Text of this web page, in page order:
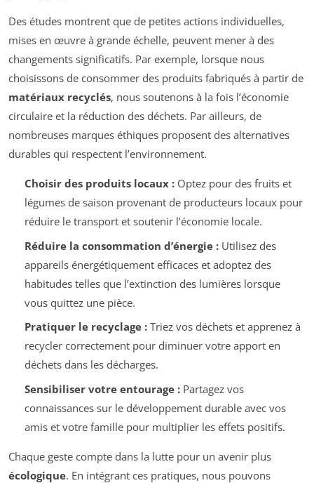
Des études montrent que de petites actions individuelles,
mises en œuvre à grande échelle, peuvent mener à des
changements significatifs. Par exemple, lorsque nous
choisissons de consommer des produits fabriqués à partir de
matériaux recyclés, nous soutenons à la fois l’économie
circulaire et la réduction des déchets. Par ailleurs, de
nombreuses marques éthiques proposent des alternatives
durables qui respectent l’environnement.
Choisir des produits locaux :Optez pour des fruits et
légumes de saison provenant de producteurs locaux pour
réduire le transport et soutenir l’économie locale.
Réduire la consommation d’énergie :Utilisez des
appareils énergétiquement efficaces et adoptez des
habitudes telles que l’extinction des lumières lorsque
vous quittez une pièce.
Pratiquer le recyclage :Triez vos déchets et apprenez à
recycler correctement pour diminuer votre apport en
déchets dans les décharges.
Sensibiliser votre entourage :Partagez vos
connaissances sur le développement durable avec vos
amis et votre famille pour multiplier les effets positifs.
Chaque geste compte dans la lutte pour un avenir plus
écologique. En intégrant ces pratiques, nous pouvons